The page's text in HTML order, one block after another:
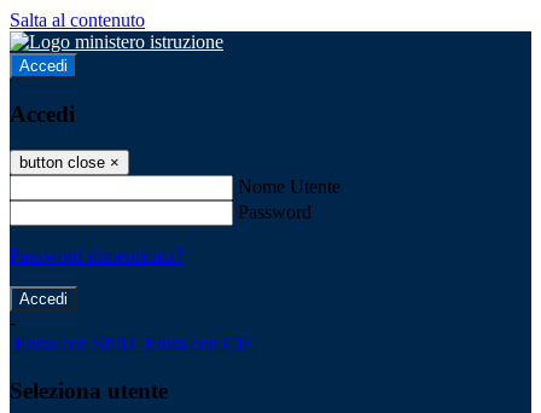
Salta al contenuto
Accedi
Accedi
button close ×
Nome Utente
Password
Password dimenticata?
-
Entra con SPID Entra con CIE
Seleziona utente